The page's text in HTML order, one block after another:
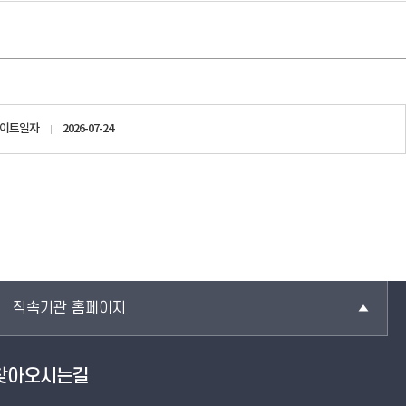
트일자 2026-07-24
직속기관 홈페이지
아오시는길